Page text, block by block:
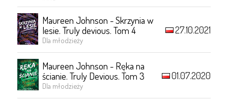
Maureen Johnson - Skrzynia w
lesie. Truly devious. Tom 4
Dla młodzieży
27.10.2021
Maureen Johnson - Ręka na
ścianie. Truly Devious. Tom 3
Dla młodzieży
01.07.2020